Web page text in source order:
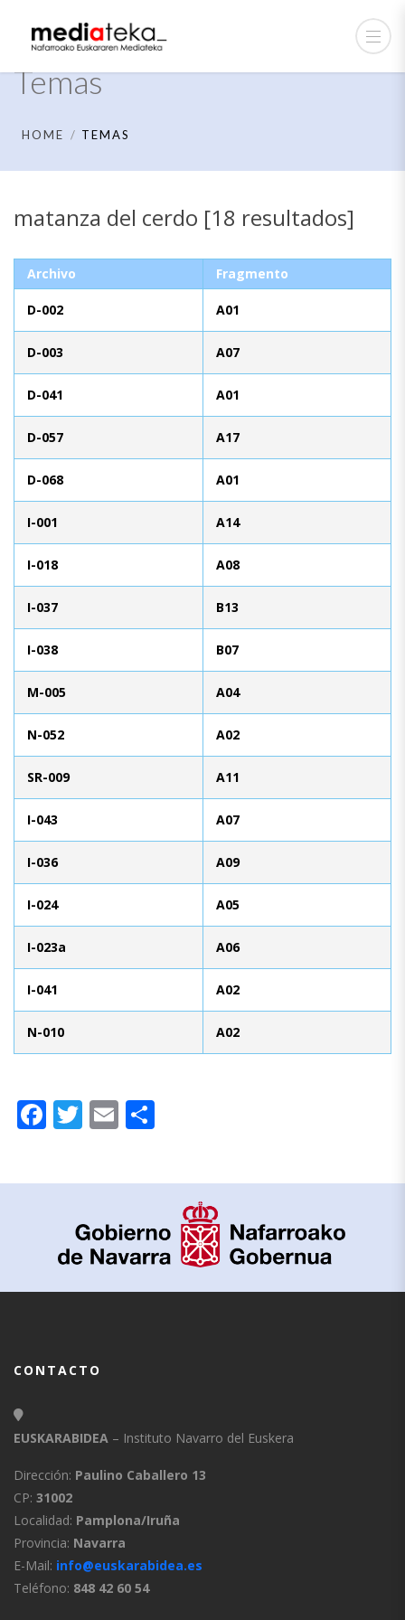
Temas
HOME TEMAS
matanza del cerdo [18 resultados]
Archivo Fragmento
D-002 A01
D-003 A07
D-041 A01
D-057 A17
D-068 A01
I-001 A14
I-018 A08
I-037 B13
I-038 B07
M-005 A04
N-052 A02
SR-009 A11
I-043 A07
I-036 A09
I-024 A05
I-023a A06
I-041 A02
N-010 A02
Facebook
Twitter
Email
CONTACTO
EUSKARABIDEA – Instituto Navarro del Euskera
Dirección: Paulino Caballero 13
CP: 31002
Localidad: Pamplona/Iruña
Provincia: Navarra
E-Mail: info@euskarabidea.es
Teléfono: 848 42 60 54